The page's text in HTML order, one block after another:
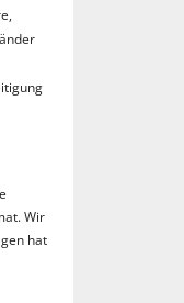
Wir
hat